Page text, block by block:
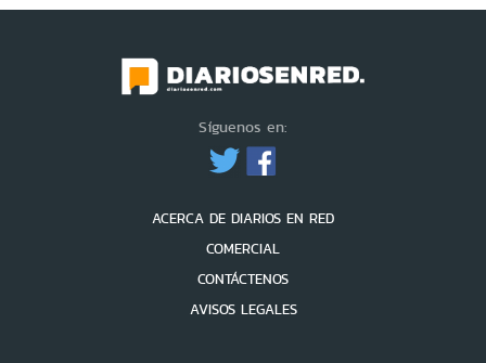
Síguenos en:
ACERCA DE DIARIOS EN RED
COMERCIAL
CONTÁCTENOS
AVISOS LEGALES